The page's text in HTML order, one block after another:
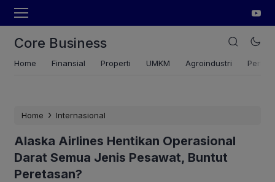
Core Business
Home Finansial Properti UMKM Agroindustri
Home › Internasional
Alaska Airlines Hentikan Operasional
Darat Semua Jenis Pesawat, Buntut
Peretasan?